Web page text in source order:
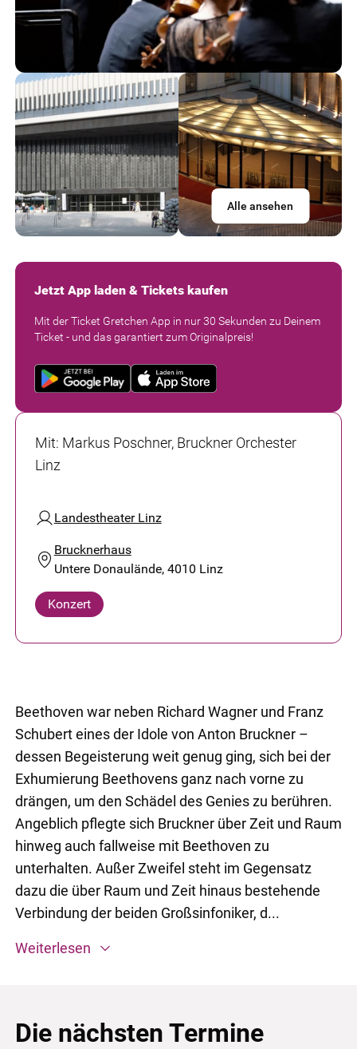
Alle ansehen
Jetzt App laden & Tickets kaufen
Mit der Ticket Gretchen App in nur 30 Sekunden zu Deinem
Ticket - und das garantiert zum Originalpreis!
Mit: Markus Poschner, Bruckner Orchester
Linz
Landestheater Linz
Brucknerhaus
Untere Donaulände, 4010 Linz
Konzert
Beethoven war neben Richard Wagner und Franz
Schubert eines der Idole von Anton Bruckner –
dessen Begeisterung weit genug ging, sich bei der
Exhumierung Beethovens ganz nach vorne zu
drängen, um den Schädel des Genies zu berühren.
Angeblich pflegte sich Bruckner über Zeit und Raum
hinweg auch fallweise mit Beethoven zu
unterhalten. Außer Zweifel steht im Gegensatz
dazu die über Raum und Zeit hinaus bestehende
Verbindung der beiden Großsinfoniker, d...
Weiterlesen
Die nächsten Termine